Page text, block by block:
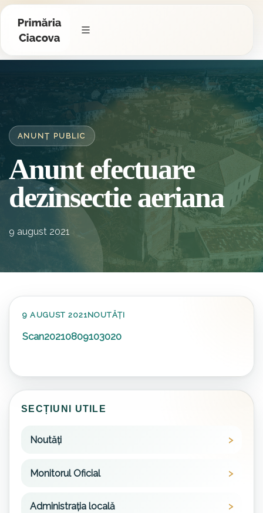
ANUNȚ PUBLIC
Anunt efectuare
dezinsectie aeriana
9 august 2021
9 AUGUST 2021NOUTĂȚI
Scan20210809103020
SECȚIUNI UTILE
Noutăți
Monitorul Oficial
Administrația locală